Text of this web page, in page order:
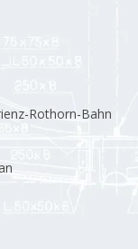
Rothorn-Bahn